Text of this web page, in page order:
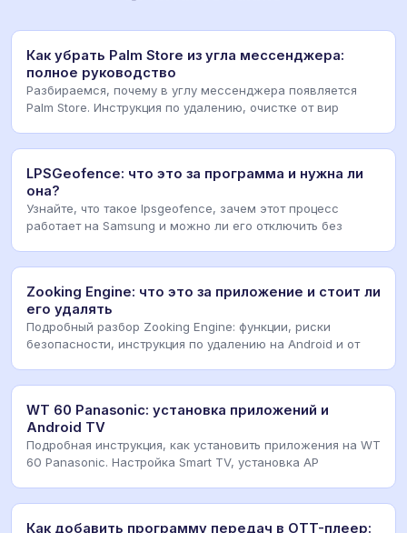
Как убрать Palm Store из угла мессенджера:
полное руководство
Разбираемся, почему в углу мессенджера появляется
Palm Store. Инструкция по удалению, очистке от вир
LPSGeofence: что это за программа и нужна ли
она?
Узнайте, что такое lpsgeofence, зачем этот процесс
работает на Samsung и можно ли его отключить без
Zooking Engine: что это за приложение и стоит ли
его удалять
Подробный разбор Zooking Engine: функции, риски
безопасности, инструкция по удалению на Android и от
WT 60 Panasonic: установка приложений и
Android TV
Подробная инструкция, как установить приложения на WT
60 Panasonic. Настройка Smart TV, установка AP
Как добавить программу передач в OTT-плеер: